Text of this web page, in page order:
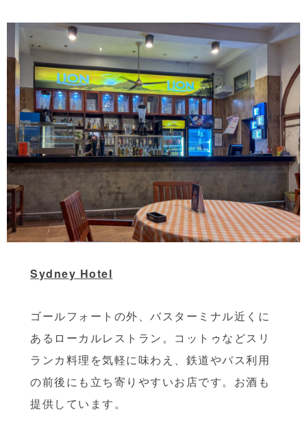
Sydney Hotel
ゴールフォートの外、バスターミナル近くに
あるローカルレストラン。コットゥなどスリ
ランカ料理を気軽に味わえ、鉄道やバス利用
の前後にも立ち寄りやすいお店です。お酒も
提供しています。